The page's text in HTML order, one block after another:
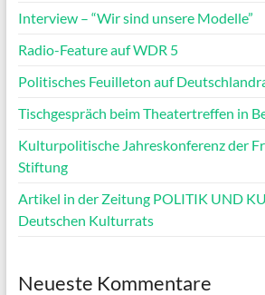
Interview – “Wir sind unsere Modelle”
Radio-Feature auf WDR 5
Politisches Feuilleton auf
Tischgespräch beim Theatertreffen in
Kulturpolitische Jahreskonferenz der
Stiftung
Artikel in der Zeitung POLITIK UND
Deutschen Kulturrats
Neueste Kommentare